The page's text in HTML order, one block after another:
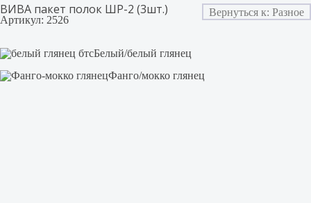
Вернуться к: Разное
ВИВА пакет полок ШР-2 (3шт.)
Артикул: 2526
Белый/белый глянец
Фанго/мокко глянец